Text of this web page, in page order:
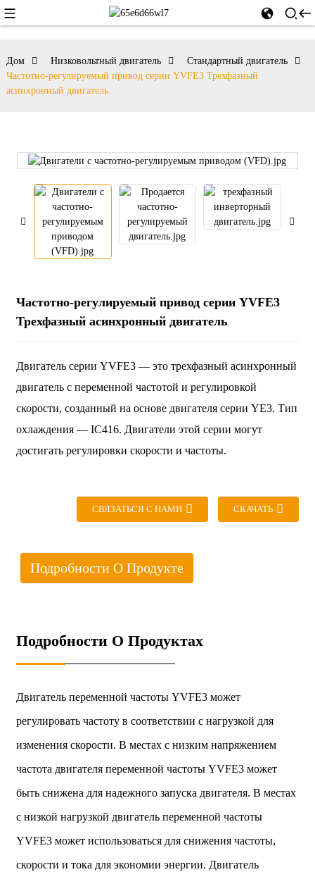
Дом Низковольтный двигатель
Стандартный двигатель
Частотно-регулируемый привод серии YVFE3 Трехфазный
асинхронный двигатель
Частотно-регулируемый привод серии YVFE3
Трехфазный асинхронный двигатель
Двигатель серии YVFE3 — это трехфазный асинхронный
двигатель с переменной частотой и регулировкой
скорости, созданный на основе двигателя серии YE3. Тип
охлаждения — IC416. Двигатели этой серии могут
достигать регулировки скорости и частоты.
СВЯЗАТЬСЯ С НАМИ СКАЧАТЬ
Подробности О Продукте
Подробности О Продуктах
Двигатель переменной частоты YVFE3 может
регулировать частоту в соответствии с нагрузкой для
изменения скорости. В местах с низким напряжением
частота двигателя переменной частоты YVFE3 может
быть снижена для надежного запуска двигателя. В местах
с низкой нагрузкой двигатель переменной частоты
YVFE3 может использоваться для снижения частоты,
скорости и тока для экономии энергии. Двигатель